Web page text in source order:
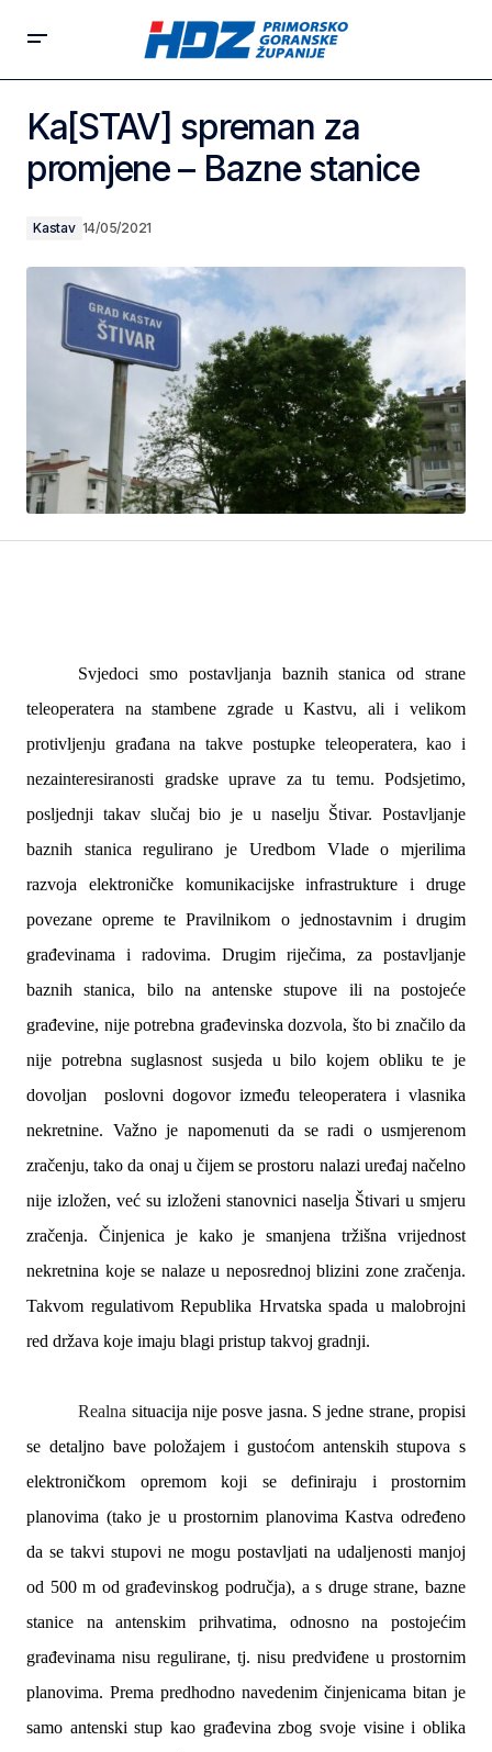
Ka[STAV] spreman za
promjene – Bazne stanice
Kastav 14/05/2021
Svjedoci smo postavljanja baznih stanica od strane
teleoperatera na stambene zgrade u Kastvu, ali i velikom
protivljenju građana na takve postupke teleoperatera, kao i
nezainteresiranosti gradske uprave za tu temu. Podsjetimo,
posljednji takav slučaj bio je u naselju Štivar. Postavljanje
baznih stanica regulirano je Uredbom Vlade o mjerilima
razvoja elektroničke komunikacijske infrastrukture i druge
povezane opreme te Pravilnikom o jednostavnim i drugim
građevinama i radovima.
Drugim riječima, za postavljanje
baznih stanica, bilo na antenske stupove ili na postojeće
građevine, nije potrebna građevinska dozvola, što bi značilo da
nije potrebna suglasnost susjeda u bilo kojem obliku te je
dovoljan poslovni dogovor između teleoperatera i vlasnika
nekretnine. Važno je napomenuti da se radi o usmjerenom
zračenju, tako da onaj u čijem se prostoru nalazi uređaj načelno
nije izložen, već su izloženi stanovnici naselja Štivari u smjeru
zračenja. Činjenica je kako je smanjena tržišna vrijednost
nekretnina koje se nalaze u neposrednoj blizini zone zračenja.
Takvom regulativom Republika Hrvatska spada u malobrojni
red država koje imaju blagi pristup takvoj gradnji.
Realna situacija nije posve jasna. S jedne strane, propisi
se detaljno bave položajem i gustoćom antenskih stupova s
elektroničkom opremom koji se definiraju i prostornim
planovima (tako je u prostornim planovima Kastva određeno
da se takvi stupovi ne mogu postavljati na udaljenosti manjoj
od 500 m od građevinskog područja), a s druge strane, bazne
stanice na antenskim prihvatima, odnosno na postojećim
građevinama nisu regulirane, tj. nisu predviđene u prostornim
planovima. Prema predhodno navedenim činjenicama bitan je
samo antenski stup kao građevina zbog svoje visine i oblika